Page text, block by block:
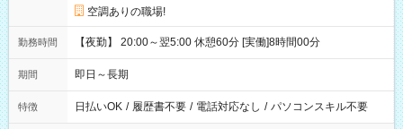
空調ありの職場!
勤務時間 【夜勤】 20:00～翌5:00 休憩60分 [実働]8時間00分
期間 即日～長期
特徴 日払いOK / 履歴書不要 / 電話対応なし / パソコンスキル不要